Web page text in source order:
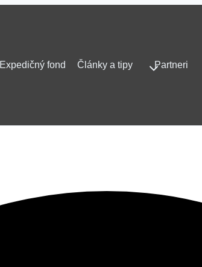
Expedičný fond Články a tipy Partneri